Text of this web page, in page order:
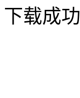
下载成功